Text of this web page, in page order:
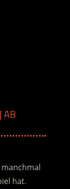
AB
hat.